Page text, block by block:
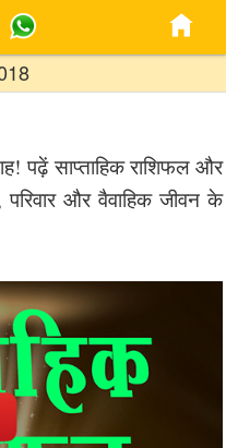
पढ़ें साप्ताहिक राशिफल और
परिवार और वैवाहिक जीवन के